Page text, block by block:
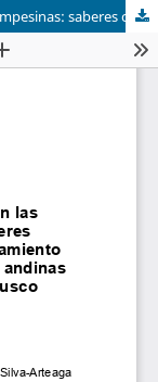
Principios agroecológicos en las prácticas campesinas: saberes campesinos y límites del escalamiento agroecológico en comunidades andinas de la microcuenca Piuray, Cusco